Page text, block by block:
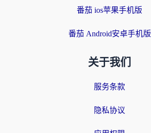
番茄 ios苹果手机版
番茄 Android安卓手机版
关于我们
服务条款
隐私协议